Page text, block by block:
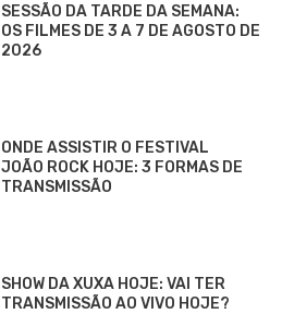
SESSÃO DA TARDE DA SEMANA:
OS FILMES DE 3 A 7 DE AGOSTO DE
2026
ONDE ASSISTIR O FESTIVAL
JOÃO ROCK HOJE: 3 FORMAS DE
TRANSMISSÃO
SHOW DA XUXA HOJE: VAI TER
TRANSMISSÃO AO VIVO HOJE?